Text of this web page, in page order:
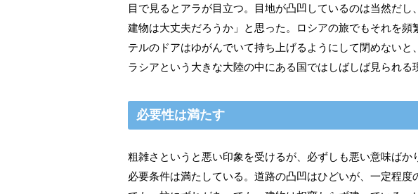
目で見るとアラが目立つ。目地が凸凹しているのは当然だ
建物は大丈夫だろうか」と思った。ロシアの旅でもそれを
テルのドアはゆがんでいて持ち上げるようにして閉めない
ラシアという大きな大陸の中にある国ではしばしば見られる
必要性は満たす
粗雑さというと悪い印象を受けるが、必ずしも悪い意味ば
必要条件は満たしている。道路の凸凹はひどいが、一定程